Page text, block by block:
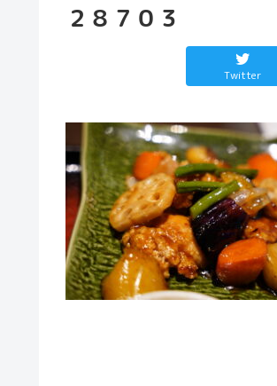
２８７０３
Twitter